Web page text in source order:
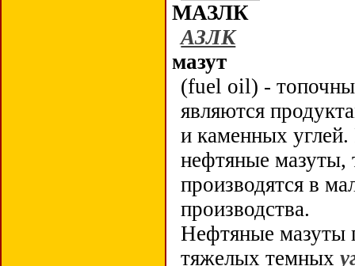
МАЗЛК
АЗЛК
мазут
(fuel oil) -
являются
и каменных
нефтяные мазуты,
производятся в
производства.
Нефтяные мазуты
тяжелых темных